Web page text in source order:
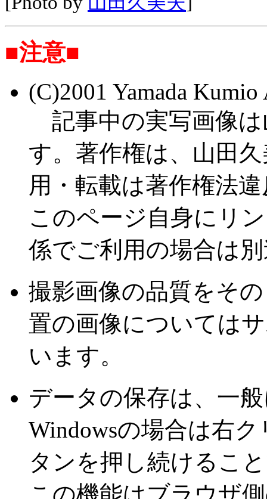
■注意■
(C)2001 Yamada
記事中の実写画像
す。著作権は、山田
用・転載は著作権法
このページ自身にリ
係でご利用の場合は
撮影画像の品質をそ
置の画像については
います。
データの保存は、一
Windowsの場合は右
タンを押し続けるこ